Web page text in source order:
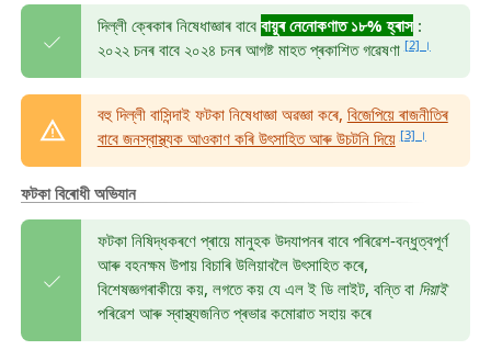
দিল্লী ক্ৰেকাৰ নিষেধাজ্ঞাৰ বাবে বায়ুৰ নেনোকণাত ১৮% হ্ৰাস:
২০২২ চনৰ বাবে ২০২৪ চনৰ আগষ্ট মাহত প্ৰকাশিত গৱেষণা[2] ।
বহু দিল্লী বাসিন্দাই ফটকা নিষেধাজ্ঞা অৱজ্ঞা কৰে, বিজেপিয়ে ৰাজনীতিৰ
বাবে জনস্বাস্থ্যক আওকাণ কৰি উৎসাহিত আৰু উচটনি দিয়ে [3] ।
ফটকা বিৰোধী অভিযান
ফটকা নিষিদ্ধকৰণে প্ৰায়ে মানুহক উদযাপনৰ বাবে পৰিৱেশ-বন্ধুত্বপূৰ্ণ
আৰু বহনক্ষম উপায় বিচাৰি উলিয়াবলৈ উৎসাহিত কৰে,
বিশেষজ্ঞগৰাকীয়ে কয়, লগতে কয় যে এল ই ডি লাইট, বন্তি বা দিয়াই
পৰিৱেশ আৰু স্বাস্থ্যজনিত প্ৰভাৱ কমোৱাত সহায় কৰে